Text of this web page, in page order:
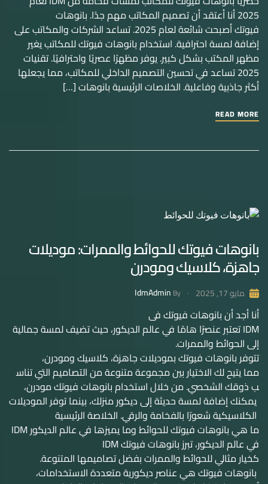
2025 أنا أعتقد أن تصميم المكاتب مهم جدًا. بانوهات
فيوتك أصبحت شائعة لعام 2025. تساعد الشركات والمكاتب على
إضافة لمسة احترافية. استخدام بانوهات فيوتك للمكاتب يغير
مظهر المكتب بشكل كبير. يوفر مظهرًا عصريًا واحترافيًا. تقنيات
2025 تساعد في تحسين التصميم الداخلي للمكاتب، مما يجعلها
أكثر جاذبية وفاعلية. الخلاصات الرئيسية بانوهات […]
READ MORE
بانوهات فيوتك للحوائط والممرات: موديلات
جاهزة، كلاسيك ومودرن
مايو 17, 2025 By
IdmAdmin
أنا أجد أن بانوهات فيوتك فى
IDM تعتبر عنصرًا هامًا في عالم الديكور، حيث تضيف لمسة جمالية
إلى الحوائط والممرات.
تتوفر بانوهات فيوتك بموديلات جاهزة، كلاسيك ومودرن،
مما يتيح لك الاختيار بين مجموعة متنوعة من التصاميم التي تناس
ب ذوقك الشخصي. من خلال استخدام بانوهات فيوتك مودرن،
يمكنك إضافة لمسة حديثة إلى ديكور منزلك، بينما توفر الموديلات
الكلاسيكية شعورًا بالفخامة والرقي. الخلاصة الرئيسية
ما هي بانوهات فيوتك للحوائط وما يميزها في عالم الديكور IDM
في عالم الديكور، تبرز بانوهات فيوتك IDM
كخيار مثالي للحوائط والممرات بفضل تصاميمها المتنوعة.
بانوهات فيوتك هي عناصر ديكورية متعددة الاستخدامات،